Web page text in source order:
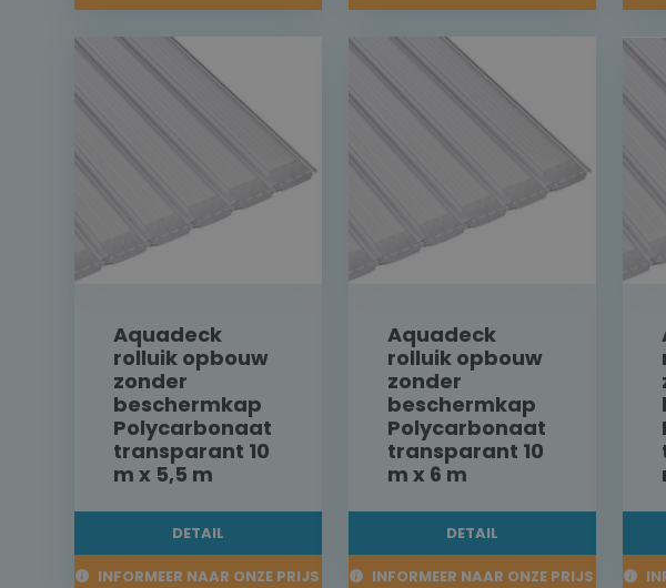
Aquadeck
rolluik opbouw
zonder
beschermkap
Polycarbonaat
transparant 10
m x 5,5 m
DETAIL
INFORMEER NAAR ONZE PRIJS
Aquadeck
rolluik opbouw
zonder
beschermkap
Polycarbonaat
transparant 10
m x 6 m
DETAIL
INFORMEER NAAR ONZE PRIJS